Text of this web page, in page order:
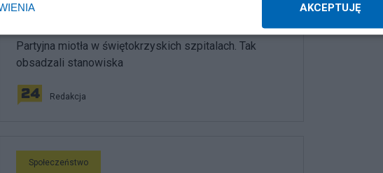
Partyjna miotła w świętokrzyskich szpitalach. Tak
obsadzali stanowiska
Redakcja
Społeczeństwo
AKCEPTUJĘ